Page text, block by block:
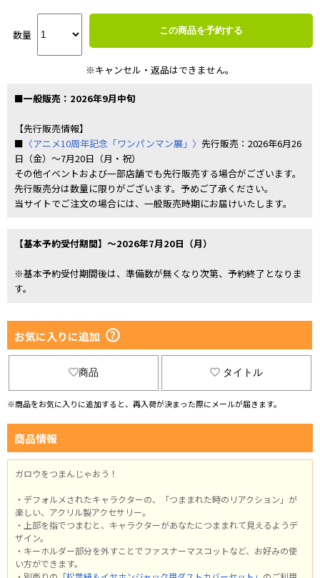
数量 この商品を予約する
※キャンセル・返品はできません。
■一般販売：2026年9月中旬
【先行販売情報】
■ 〈アニメ10周年記念「ワンパンマン展」〉 先行販売：2026年6月26
日（金）～7月20日（月・祝）
その他イベントおよび一部店舗でも先行販売する場合がございます。
先行販売分は数量に限りがございます。予めご了承ください。
当サイトでご注文の場合には、一般販売時期にお届けいたします。
【基本予約受付期間】～2026年7月20日（月）
※基本予約受付期間後は、準備数が無くなり次第、予約終了となりま
す。
お気に入りに追加
商品 タイトル
※商品をお気に入りに追加すると、再入荷が決まった際にメールが届きます。
商品情報
ガロウをつまんじゃおう！
・デフォルメされたキャラクターの、「つままれた時のリアクション」が
楽しい、アクリル製アクセサリー。
・上部を指でつまむと、キャラクターがあなたにつままれて見えるようデ
ザイン。
・キーホルダー部分を外すことでファスナーマスコットなど、お好みの使
い方ができます。